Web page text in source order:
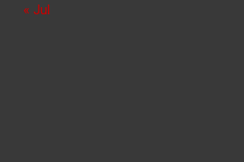
« Jul